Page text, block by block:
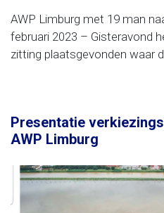
AWP Limburg met 19 man
februari 2023 – Gisteravond
zitting plaatsgevonden waar
Presentatie
AWP Limburg